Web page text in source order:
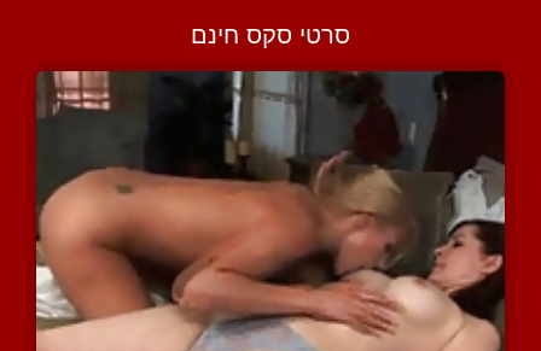
סרטי סקס חינם